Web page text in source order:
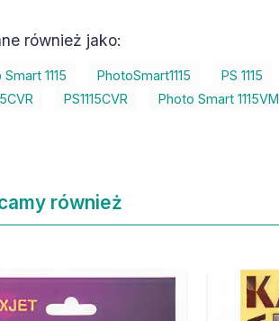
również jako:
1115 PhotoSmart1115 PS 1115
PS1115CVR Photo Smart 1115VM
również